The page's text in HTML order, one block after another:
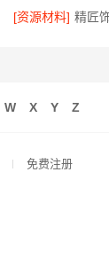
[资源材料]
W X Y Z
免费注册